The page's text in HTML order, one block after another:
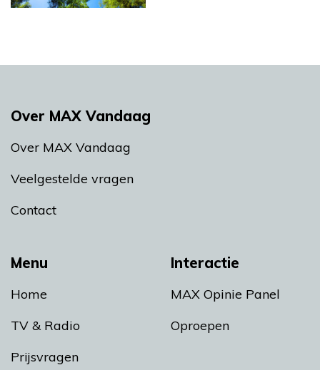
Menu
Home
TV & Radio
Prijsvragen
Interactie
MAX Opinie Panel
Oproepen
Over MAX Vandaag
Over MAX Vandaag
Veelgestelde vragen
Contact